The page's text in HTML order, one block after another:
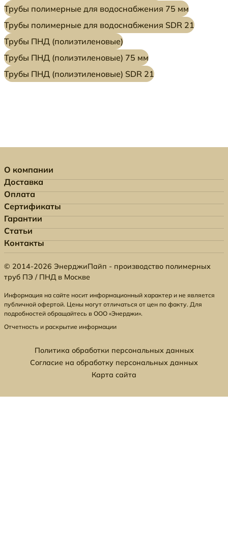
Трубы полимерные для водоснабжения 75 мм
Трубы полимерные для водоснабжения SDR 21
Трубы ПНД (полиэтиленовые)
Трубы ПНД (полиэтиленовые) 75 мм
Трубы ПНД (полиэтиленовые) SDR 21
О компании
Доставка
Оплата
Сертификаты
Гарантии
Статьи
Контакты
© 2014-2026 ЭнерджиПайп - производство полимерных
труб ПЭ / ПНД в Москве
Информация на сайте носит информационный характер и не является
публичной офертой. Цены могут отличаться от цен по факту. Для
подробностей обращайтесь в ООО «Энерджи».
Отчетность и раскрытие информации
Политика обработки персональных данных
Согласие на обработку персональных данных
Карта сайта